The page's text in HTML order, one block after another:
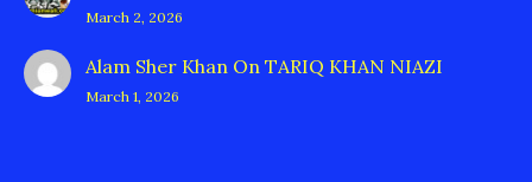
March 2, 2026
Alam Sher Khan On TARIQ KHAN NIAZI
March 1, 2026